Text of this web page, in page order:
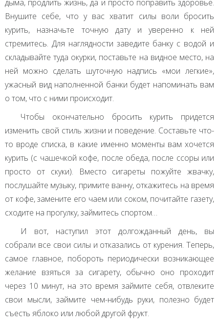
дыма, продлить жизнь, да и просто поправить здоровье.
Внушите себе, что у вас хватит силы воли бросить
курить, назначьте точную дату и уверенно к ней
стремитесь. Для наглядности заведите банку с водой и
складывайте туда окурки, поставьте на видное место, на
ней можно сделать шуточную надпись «мои легкие»,
ужасный вид наполненной банки будет напоминать вам
о том, что с ними происходит.
Чтобы окончательно бросить курить придется
изменить свой стиль жизни и поведение. Составьте что-
то вроде списка, в какие именно моменты вам хочется
курить (с чашечкой кофе, после обеда, после ссоры или
просто от скуки). Вместо сигареты пожуйте жвачку,
послушайте музыку, примите ванну, откажитесь на время
от кофе, замените его чаем или соком, почитайте газету,
сходите на прогулку, займитесь спортом…
И вот, наступил этот долгожданный день, вы
собрали все свои силы и отказались от курения. Теперь,
самое главное, побороть периодически возникающее
желание взяться за сигарету, обычно оно проходит
через 10 минут, на это время займите себя, отвлеките
свои мысли, займите чем-нибудь руки, полезно будет
съесть яблоко или любой другой фрукт.